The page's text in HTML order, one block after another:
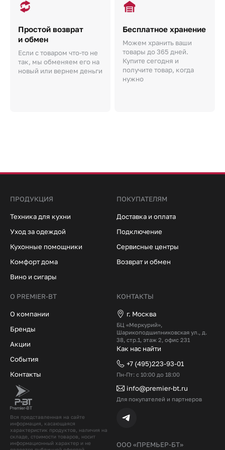
Простой возврат
и обмен
Если с товаром что-то не
так, мы обменяем его на
новый или вернем деньги
Бесплатное хранение
Можем хранить ваши
товары до 365 дней.
Купите сегодня и
получите товар, когда
нужно
Вся представленная на сайте
информация, касающаяся
характеристик продуктов, наличия на
складе, стоимости товаров, носит
информационный характер и не
ООО «ПРЕМЬЕР-БТ»
ПРОДУКЦИЯ
Техника для кухни
Уход за одеждой
Кухонные помощники
Комфорт дома
Вино и сигары
ПОКУПАТЕЛЯМ
Доставка и оплата
Подключение
Сервисные центры
Возврат и обмен
О PREMIER-BT
О компании
Бренды
Акции
События
Контакты
КОНТАКТЫ
г. Москва
БЦ «Меркурий»,
Шарикоподшипниковская ул., д.
38, стр.1, этаж 2, офис 231
Как нас найти
+7 (495)223-93-01
Пн-Пт: с 10:00 до 18:00
info@premier-bt.ru
Для покупателей и партнеров